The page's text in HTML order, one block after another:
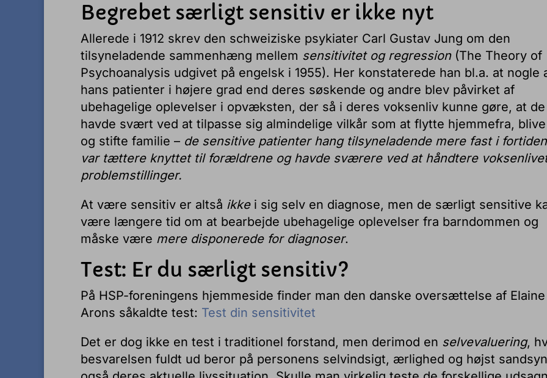
Begrebet særligt sensitiv er ikke nyt
Allerede i 1912 skrev den schweiziske psykiater Carl Gustav Jung om den
tilsyneladende sammenhæng mellem sensitivitet og regression(The Theory of
Psychoanalysis udgivet på engelsk i 1955). Her konstaterede han bl.a. at nogle
hans patienter i højere grad end deres søskende og andre blev påvirket af
ubehagelige oplevelser i opvæksten, der så i deres voksenliv kunne gøre, at de
havde svært ved at tilpasse sig almindelige vilkår som at flytte hjemmefra,
og stifte familie – de sensitive patienter hang tilsyneladende mere fast i
var tættere knyttet til forældrene og havde sværere ved at håndtere
problemstillinger.
At være sensitiv er altså ikkei sig selv en diagnose, men de særligt sensitive
være længere tid om at bearbejde ubehagelige oplevelser fra barndommen og
måske være mere disponerede for diagnoser.
Test: Er du særligt sensitiv?
På HSP-foreningens hjemmeside finder man den danske oversættelse af Elaine
Arons såkaldte test: Test din sensitivitet
Det er dog ikke en test i traditionel forstand, men derimod en selvevaluering,
besvarelsen fuldt ud beror på personens selvindsigt, ærlighed og højst